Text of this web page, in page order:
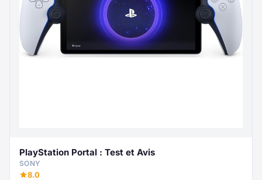
PlayStation Portal : Test et Avis
SONY
8.0